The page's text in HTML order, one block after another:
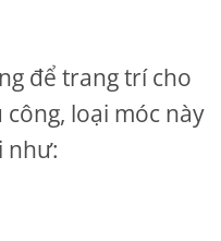
để trang trí cho
loại móc này
như: